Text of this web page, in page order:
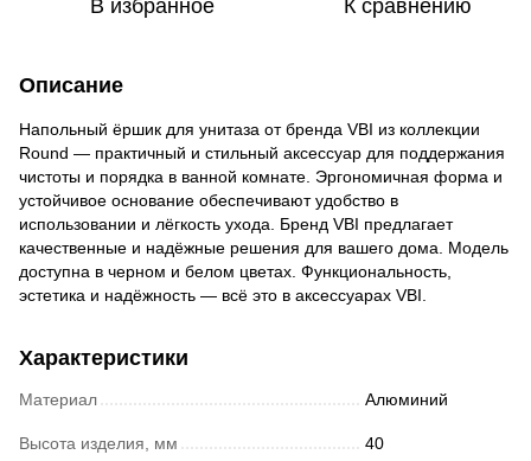
В избранное К сравнению
Описание
Напольный ёршик для унитаза от бренда VBI из коллекции
Round — практичный и стильный аксессуар для поддержания
чистоты и порядка в ванной комнате. Эргономичная форма и
устойчивое основание обеспечивают удобство в
использовании и лёгкость ухода. Бренд VBI предлагает
качественные и надёжные решения для вашего дома. Модель
доступна в черном и белом цветах. Функциональность,
эстетика и надёжность — всё это в аксессуарах VBI.
Характеристики
Материал Алюминий
Высота изделия, мм 40